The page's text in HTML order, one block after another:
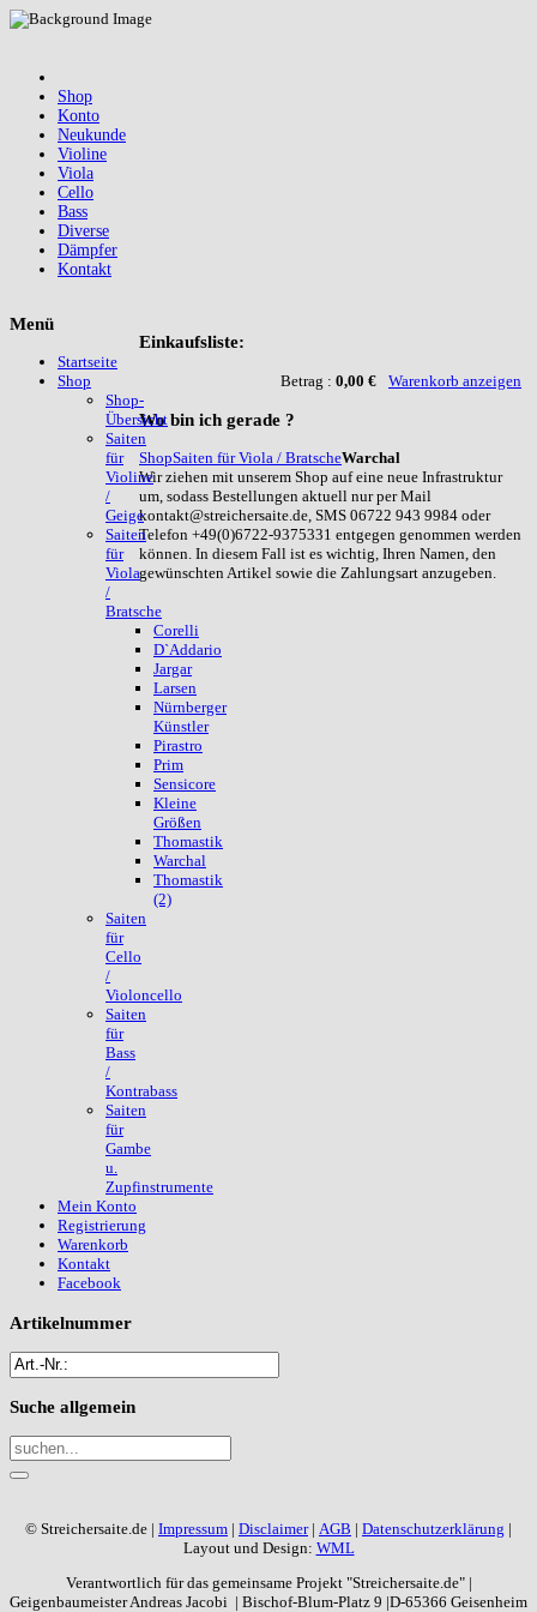
Shop
Konto
Neukunde
Violine
Viola
Cello
Bass
Diverse
Dämpfer
Kontakt
Einkaufsliste:
Betrag : 0,00 € Warenkorb anzeigen
Wobin ich gerade ?
ShopSaiten für Viola / BratscheWarchal
Wir ziehen mit unserem Shop auf eine neue Infrastruktur
um, sodass Bestellungen aktuell nur per Mail
kontakt@streichersaite.de, SMS 06722 943 9984 oder
Telefon +49(0)6722-9375331 entgegen genommen werden
können. In diesem Fall ist es wichtig, Ihren Namen, den
gewünschten Artikel sowie die Zahlungsart anzugeben.
Menü
Startseite
Shop
Shop-
Übersicht
Saiten
für
Violine
/
Geige
Saiten
für
Viola
/
Bratsche
Corelli
D`Addario
Jargar
Larsen
Nürnberger
Künstler
Pirastro
Prim
Sensicore
Kleine
Größen
Thomastik
Warchal
Thomastik
(2)
Saiten
für
Cello
/
Violoncello
Saiten
für
Bass
/
Kontrabass
Saiten
für
Gambe
u.
Zupfinstrumente
Mein Konto
Registrierung
Warenkorb
Kontakt
Facebook
Artikelnummer
Suche allgemein
© Streichersaite.de | Impressum | Disclaimer| AGB | Datenschutzerklärung |
Layout und Design: WML
Verantwortlich für das gemeinsame Projekt "Streichersaite.de" |
Geigenbaumeister Andreas Jacobi | Bischof-Blum-Platz 9 |D-65366 Geisenheim